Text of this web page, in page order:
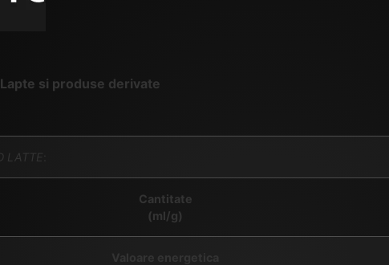
Lapte si produse derivate
Cantitate
(ml/g)
Valoare energetica